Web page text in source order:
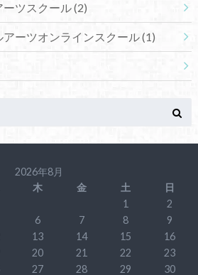
ーツスクール(2)
ーツオンラインスクール(1)
2026年8月
木 金 土
日
1
2
6 7 8
9
13 14 15
16
20 21 22
23
27 28 29 30